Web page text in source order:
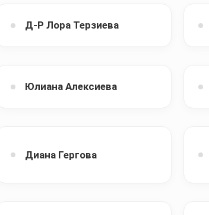
Д-Р Лора Терзиева
Юлиана Алексиева
Диана Гергова